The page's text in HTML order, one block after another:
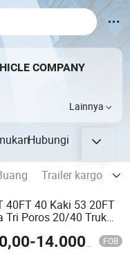
COMPANY
Lainnya
Hubungi
Trailer kargo
40FT 40 Kaki 53 20FT
Tri Poros 20/40 Truk
Kontainer
-14.000,00 FOB